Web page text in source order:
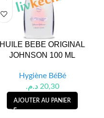
HUILE BEBE ORIGINAL
JOHNSON 100 ML
Hygiène BéBé
20,30 د.م.
AJOUTER AU PANIER